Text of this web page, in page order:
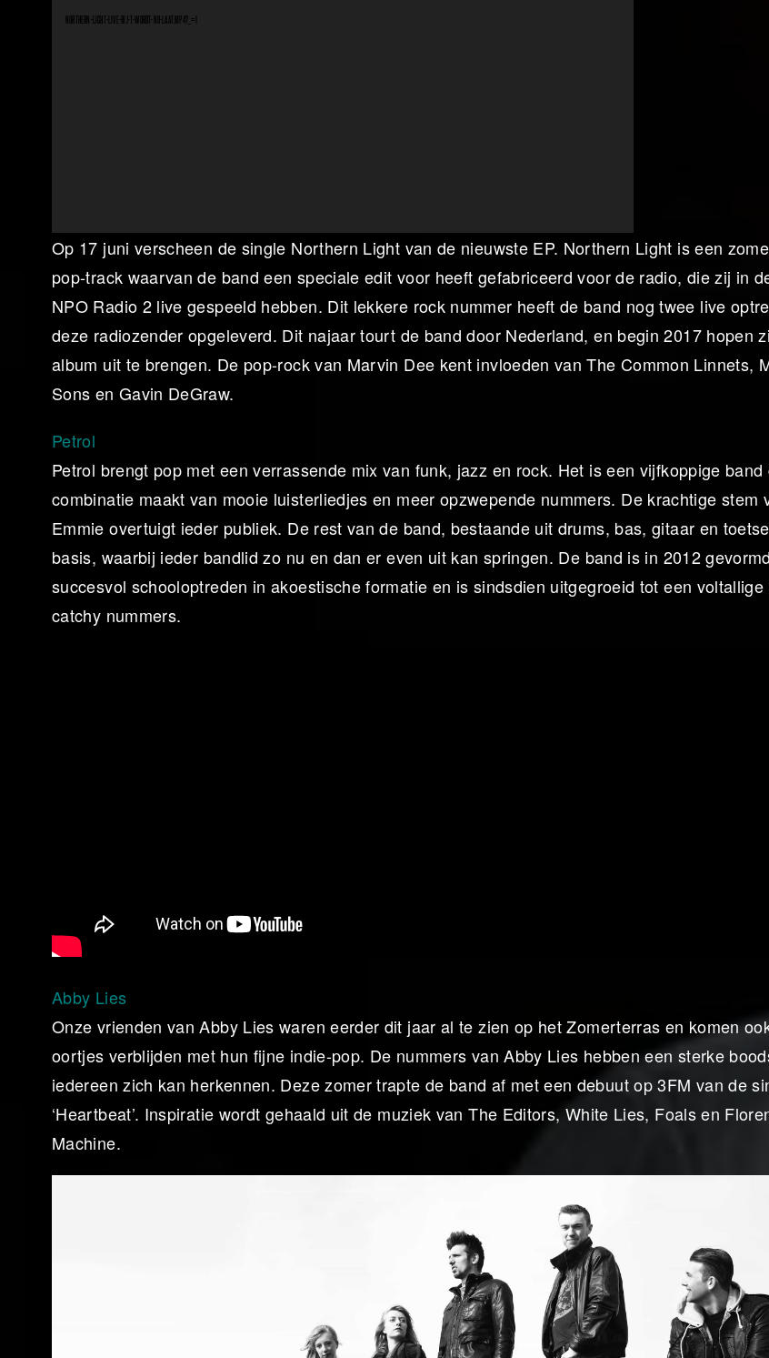
NORTHERN-LIGHT-LIVE-BIJ-T-WORDT-NU-LAAT.MP4?_=1
Op 17 juni verscheen de single Northern Light van de nieuwste EP. Northern Light is een
pop-track waarvan de band een speciale edit voor heeft gefabriceerd voor de radio, die zij in
NPO Radio 2 live gespeeld hebben. Dit lekkere rock nummer heeft de band nog twee live
deze radiozender opgeleverd. Dit najaar tourt de band door Nederland, en begin 2017 hopen
album uit te brengen. De pop-rock van Marvin Dee kent invloeden van The Common Linnets,
Sons en Gavin DeGraw.
Petrol
Petrol brengt pop met een verrassende mix van funk, jazz en rock. Het is een vijfkoppige
combinatie maakt van mooie luisterliedjes en meer opzwepende nummers. De krachtige stem
Emmie overtuigt ieder publiek. De rest van de band, bestaande uit drums, bas, gitaar en
basis, waarbij ieder bandlid zo nu en dan er even uit kan springen. De band is in 2012
succesvol schooloptreden in akoestische formatie en is sindsdien uitgegroeid tot een voltallige
catchy nummers.
Abby Lies
Onze vrienden van Abby Lies waren eerder dit jaar al te zien op het Zomerterras en komen
oortjes verblijden met hun fijne indie-pop. De nummers van Abby Lies hebben een sterke
iedereen zich kan herkennen. Deze zomer trapte de band af met een debuut op 3FM van de
‘Heartbeat’. Inspiratie wordt gehaald uit de muziek van The Editors, White Lies, Foals en
Machine.